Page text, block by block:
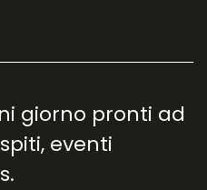
giorno pronti ad
eventi